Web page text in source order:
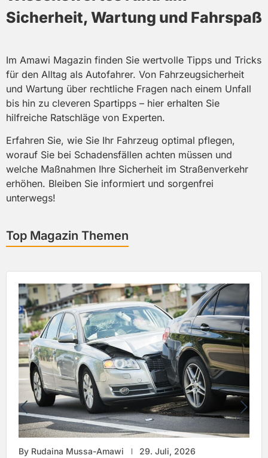
Wir bewerten Ihr Fahrzeug schnell und kompetent
nach aktuellen Marktstandards. Sie erhalten eine
Mehr erfahren
Sicherheit, Wartung und Fahr spaß
Im Amawi Magazin finden Sie wertvolle Tipps und Tricks
für den Alltag als Autofahrer. Von Fahrzeugsicherheit
und Wartung über rechtliche Fragen nach einem Unfall
bis hin zu cleveren Spartipps – hier erhalten Sie
hilfreiche Ratschläge von Experten.
Erfahren Sie, wie Sie Ihr Fahrzeug optimal pflegen,
worauf Sie bei Schadensfällen achten müssen und
welche Maßnahmen Ihre Sicherheit im Straßenverkehr
erhöhen. Bleiben Sie informiert und sorgenfrei
unterwegs!
Top Magazin T hemen
By Rudaina Mussa-Amawi 29. Juli, 2026